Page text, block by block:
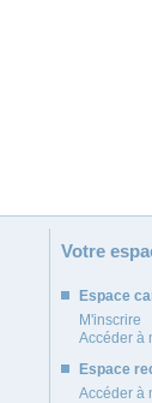
Votre
Espace
M'inscrire
Accéder à
Espace
Accéder à